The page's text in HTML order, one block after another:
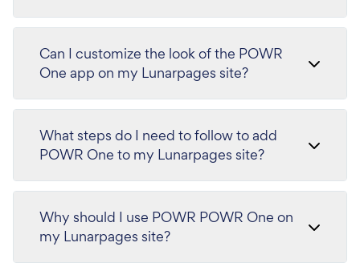
Can I customize the look of the POWR
One app on my Lunarpages site?
What steps do I need to follow to add
POWR One to my Lunarpages site?
Why should I use POWR POWR One on
my Lunarpages site?